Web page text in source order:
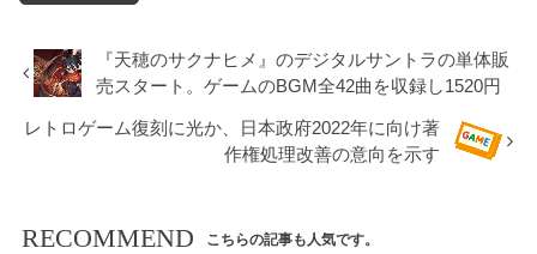
『天穂のサクナヒメ』のデジタルサントラの単体販
売スタート。ゲームのBGM全42曲を収録し1520円
レトロゲーム復刻に光か、日本政府2022年に向け著
作権処理改善の意向を示す
RECOMMEND こちらの記事も人気です。